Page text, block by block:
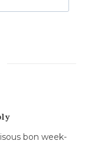
bon week-